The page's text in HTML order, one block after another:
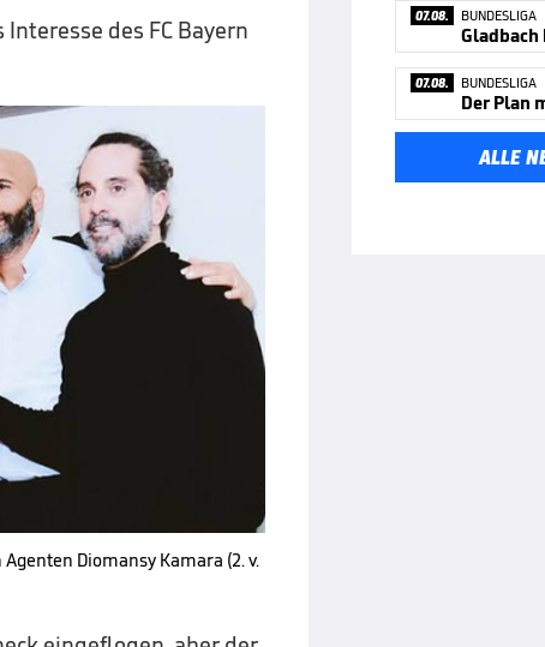
des FC Bayern
Diomansy Kamara (2. v.
07.08. BUNDESLIGA
07.08. BUNDESLIGA
Der Plan
ALLE